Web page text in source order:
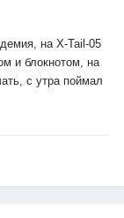
на X-Tail-05
и блокнотом, на
с утра поймал